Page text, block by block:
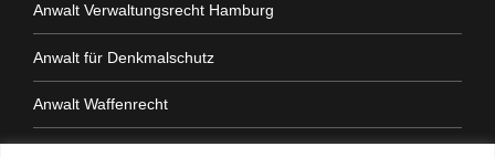
Anwalt Verwaltungsrecht Hamburg
Anwalt für Denkmalschutz
Anwalt Waffenrecht